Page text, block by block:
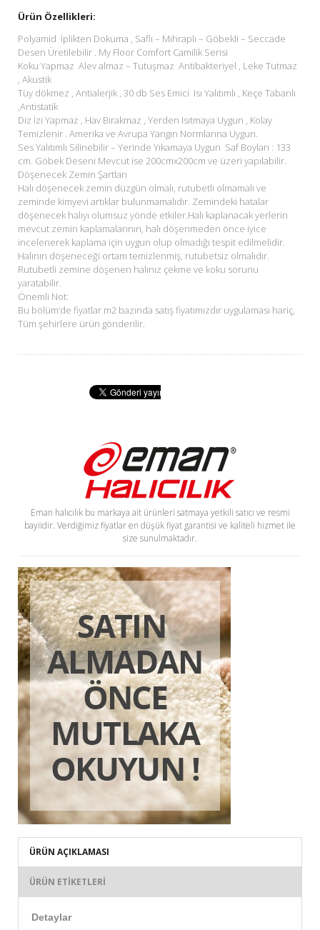
Ürün Özellikleri:
Polyamid İplikten Dokuma , Saflı – Mihraplı – Göbekli – Seccade
Desen Üretilebilir . My Floor Comfort Camilik Serisi
Koku Yapmaz Alev almaz – Tutuşmaz Antibakteriyel , Leke Tutmaz
, Akustik
Tüy dökmez , Antialerjik , 30 db Ses Emici Isı Yalıtımlı , Keçe Tabanlı
,Antistatik
Diz İzi Yapmaz , Hav Bırakmaz , Yerden Isıtmaya Uygun , Kolay
Temizlenir . Amerika ve Avrupa Yangın Normlarına Uygun.
Ses Yalıtımlı Silinebilir – Yerinde Yıkamaya Uygun Saf Boyları : 133
cm. Göbek Deseni Mevcut ise 200cmx200cm ve üzeri yapılabilir.
Döşenecek Zemin Şartları
Halı döşenecek zemin düzgün olmalı, rutubetli olmamalı ve
zeminde kimyevi artıklar bulunmamalıdır. Zemindeki hatalar
döşenecek halıyı olumsuz yönde etkiler.Halı kaplanacak yerlerin
mevcut zemin kaplamalarının, halı döşenmeden önce iyice
incelenerek kaplama için uygun olup olmadığı tespit edilmelidir.
Halının döşeneceği ortam temizlenmiş, rutubetsiz olmalıdır.
Rutubetli zemine döşenen halınız çekme ve koku sorunu
yaratabilir.
Önemli Not:
Bu bölüm’de fiyatlar m2 bazında satış fiyatımızdır uygulaması hariç,
Tüm şehirlere ürün gönderilir.
Eman halıcılık bu markaya ait ürünleri satmaya yetkili satıcı ve resmi
bayiidir. Verdiğimiz fiyatlar en düşük fiyat garantisi ve kaliteli hizmet ile
size sunulmaktadır.
ÜRÜN AÇIKLAMASI
ÜRÜN ETIKETLERI
Detaylar